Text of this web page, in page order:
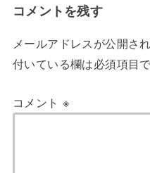
コメントを残す
メールアドレスが公開さ
付いている欄は必須項目
コメント ※